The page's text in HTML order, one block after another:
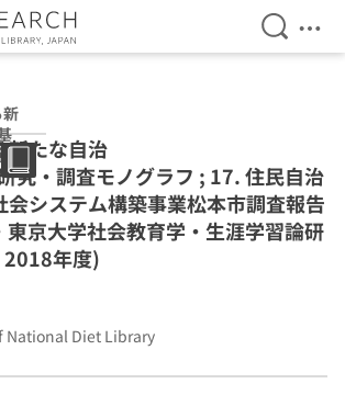
Open
新たな自治
究・調査モノグラフ ; 17. 住民自治
会システム構築事業松本市調査報告
京大学社会教育学・生涯学習論研
2018年度)
National Diet Library